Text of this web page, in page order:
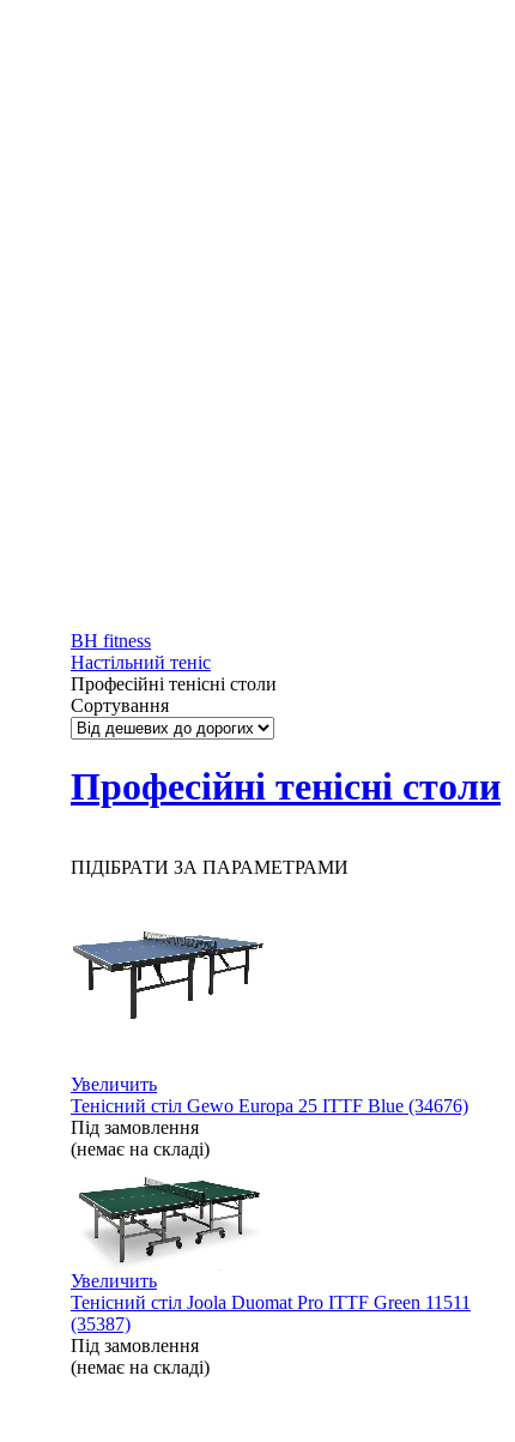
BH fitness
Настільний теніс
Професійні тенісні столи
Сортування
Професійні тенісні столи
ПІДІБРАТИ ЗА ПАРАМЕТРАМИ
Увеличить
Тенісний стіл Gewo Europa 25 ITTF Blue (34676)
Під замовлення
(немає на складі)
Увеличить
Тенісний стіл Joola Duomat Pro ITTF Green 11511
(35387)
Під замовлення
(немає на складі)